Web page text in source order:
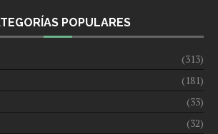
POPULARES
(313)
(181)
(33)
(32)